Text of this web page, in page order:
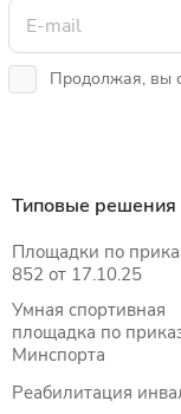
Продолжая, вы
Типовые решения
Площадки по
852 от 17.10.25
Умная спортивная
площадка по
Минспорта
Реабилитация